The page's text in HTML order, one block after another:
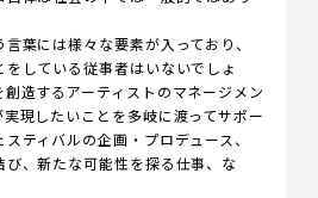
葉には様々な要素が入っており、
している従事者はいないでしょ
造するアーティストのマネージメン
現したいことを多岐に渡ってサポー
ティバルの企画・プロデュース、
、新たな可能性を探る仕事、な